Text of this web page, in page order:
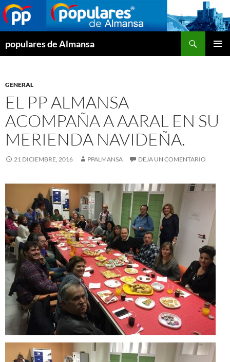
populares de Almansa
GENERAL
EL PP ALMANSA
ACOMPAÑA A AARAL EN SU
MERIENDA NAVIDEÑA.
21 DICIEMBRE, 2016 PPALMANSA DEJA UN COMENTARIO